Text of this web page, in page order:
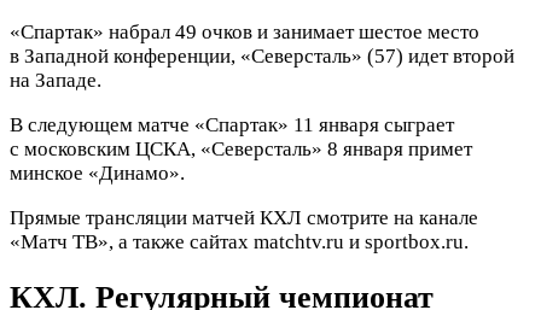
«Спартак» набрал 49 очков и занимает шестое место
в Западной конференции, «Северсталь» (57) идет второй
на Западе.
В следующем матче «Спартак» 11 января сыграет
с московским ЦСКА, «Северсталь» 8 января примет
минское «Динамо».
Прямые трансляции матчей КХЛ смотрите на канале
«Матч ТВ», а также сайтах matchtv.ru и sportbox.ru.
КХЛ. Регулярный чемпионат